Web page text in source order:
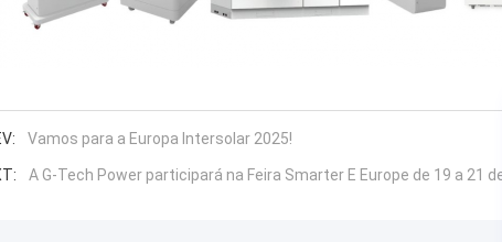
Vamos para a Europa Intersolar 2025!
A G-Tech Power participará na Feira Smarter E Europe de 19 a 21